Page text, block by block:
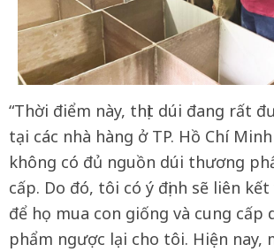
“Thời điểm này, thịt dúi đang rất
tại các nhà hàng ở TP. Hồ Chí
không có đủ nguồn dúi thương
cấp. Do đó, tôi có ý định sẽ liên
để họ mua con giống và cung cấp
phẩm ngược lại cho tôi. Hiện nay,